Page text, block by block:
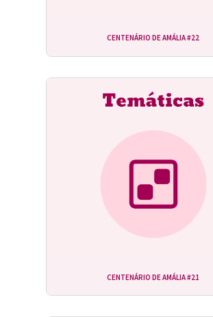
CENTENÁRIO DE AMÁLIA #22
CENTENÁRIO DE AMÁLIA #21